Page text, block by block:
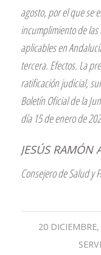
JESÚS RAMÓN
Consejero de Salud y
20 DICIEMBRE,
/